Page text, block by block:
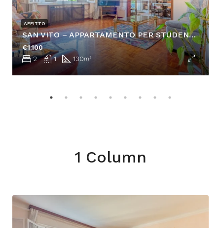
SAN VITO – APPARTAMENTO PER STUDENTI CON POSTO AUTO
2 1 130m²
€1.100
AFFITTO
1 Column